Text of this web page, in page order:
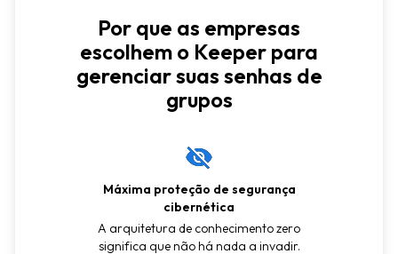
Por que as empresas
escolhem o Keeper para
gerenciar suas senhas de
grupos
Máxima proteção de segurança
cibernética
A arquitetura de conhecimento zero
significa que não há nada a invadir.